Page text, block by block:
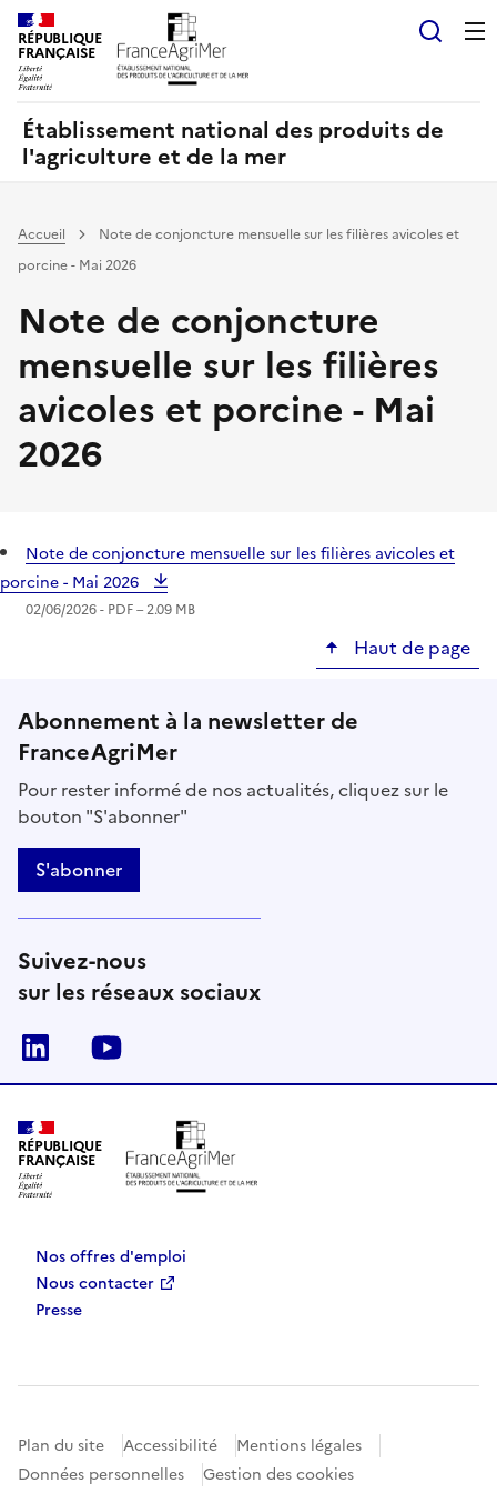
RÉPUBLIQUE
FRANÇAISE
Établissement national des produits de
l'agriculture et de la mer
Accueil
Note de conjoncture mensuelle sur les filières avicoles et
porcine - Mai 2026
Note de conjoncture
mensuelle sur les filières
avicoles et porcine - Mai
2026
Note de conjoncture mensuelle sur les filières avicoles et
porcine - Mai 2026
02/06/2026 - PDF– 2.09 MB
Haut de page
Abonnement à la newsletter de
FranceAgriMer
Pour rester informé de nos actualités, cliquez sur le
bouton "S'abonner"
S'abonner
Suivez-nous
sur les réseaux sociaux
Linkedin
RÉPUBLIQUE
FRANÇAISE
Nos offres d'emploi
Nous contacter
Presse
Plan du site Accessibilité
Mentions légales
Données personnelles
Gestion des cookies
Panneau de gestion des cookies